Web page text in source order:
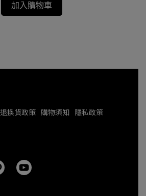
加入購物車
退換貨政策 購物須知 隱私政策